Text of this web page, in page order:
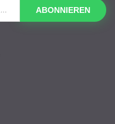
ABONNIEREN